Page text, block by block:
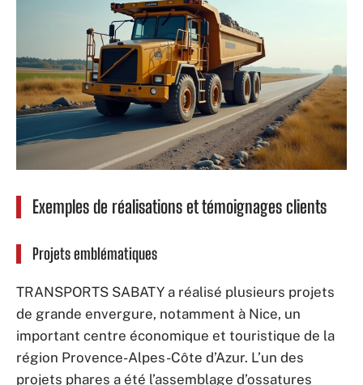
Exemples de réalisations et témoignages clients
Projets emblématiques
TRANSPORTS SABATY a réalisé plusieurs projets
de grande envergure, notamment à Nice, un
important centre économique et touristique de la
région Provence-Alpes-Côte d’Azur. L’un des
projets phares a été l’assemblage d’ossatures